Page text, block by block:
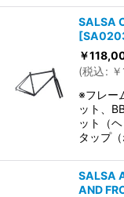
SALSA
[
￥
(税込: ￥
※フレー
ット、
ット（
タップ
SALSA
AND